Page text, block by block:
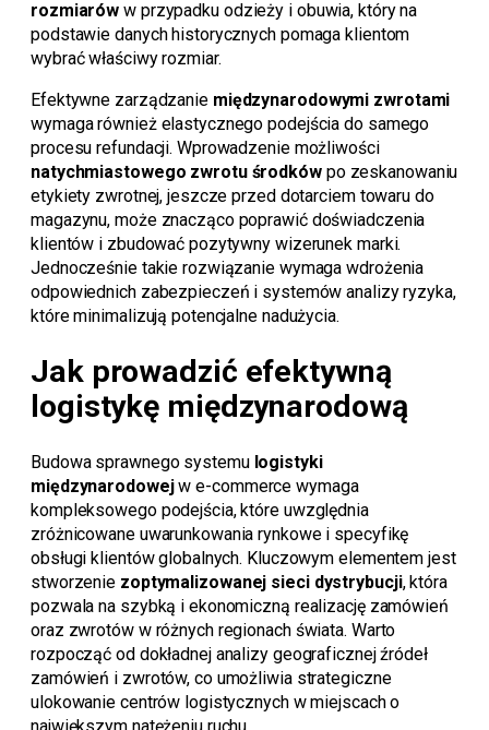
rozmiarów w przypadku odzieży i obuwia, który na
podstawie danych historycznych pomaga klientom
wybrać właściwy rozmiar.
Efektywne zarządzanie międzynarodowymi zwrotami
wymaga również elastycznego podejścia do samego
procesu refundacji. Wprowadzenie możliwości
natychmiastowego zwrotu środkówpo zeskanowaniu
etykiety zwrotnej, jeszcze przed dotarciem towaru do
magazynu, może znacząco poprawić doświadczenia
klientów i zbudować pozytywny wizerunek marki.
Jednocześnie takie rozwiązanie wymaga wdrożenia
odpowiednich zabezpieczeń i systemów analizy ryzyka,
które minimalizują potencjalne nadużycia.
Jak prowadzić efektywną
logistykę międzynarodową
Budowa sprawnego systemu logistyki
międzynarodowejw e-commerce wymaga
kompleksowego podejścia, które uwzględnia
zróżnicowane uwarunkowania rynkowe i specyfikę
obsługi klientów globalnych. Kluczowym elementem jest
stworzenie zoptymalizowanej sieci dystrybucji, która
pozwala na szybką i ekonomiczną realizację zamówień
oraz zwrotów w różnych regionach świata. Warto
rozpocząć od dokładnej analizy geograficznej źródeł
zamówień i zwrotów, co umożliwia strategiczne
ulokowanie centrów logistycznych w miejscach o